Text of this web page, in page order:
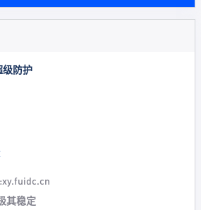
级防护
其稳定